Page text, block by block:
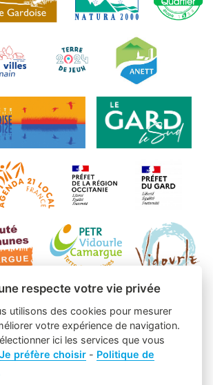
respecte votre vie privée
utilisons des cookies pour mesurer
votre expérience de navigation.
ici les services que vous
Je préfère choisir - Politique de